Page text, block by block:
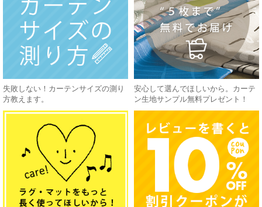
失敗しない！カーテンサイズの測り
方教えます。
安心して選んでほしいから。カーテ
ン生地サンプル無料プレゼント！